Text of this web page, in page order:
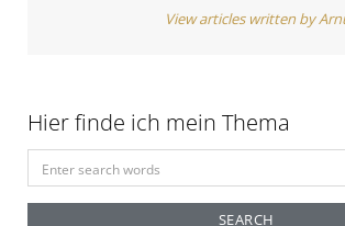
o
n
View articles written by
Hier finde ich mein Thema
e